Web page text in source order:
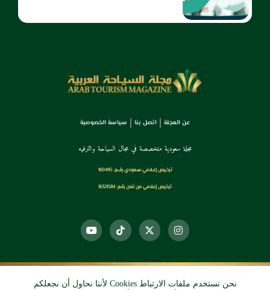
نحن نستخدم ملفات الارتباط Cookies لأننا نحاول أن نجعلكم
عن المجلة اتصل بنا سياسة الخصوصية
مجلة سعودية متخصصة في مجال السياحة والترفيه
ترخـيص إعـلامي سـعودي رقــم: 160495
ترخيص إعلامي من لندن رقم: 16321584